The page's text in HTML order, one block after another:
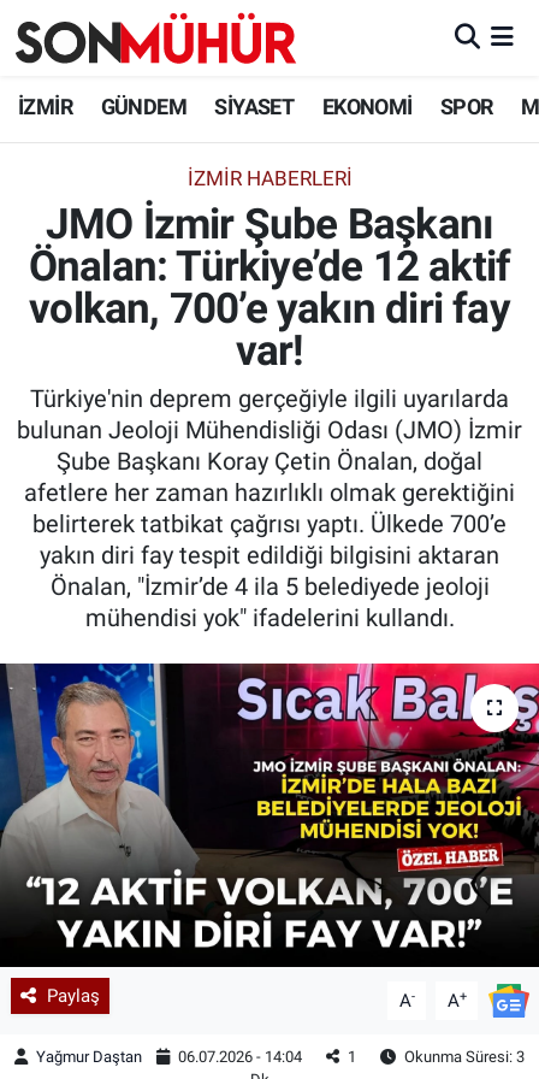
İZMİR GÜNDEM SİYASET EKONOMİ SPOR
İZMIR HABERLERI
JMO İzmir Şube Başkanı
Önalan: Türkiye’de 12 aktif
volkan, 700’e yakın diri fay
var!
Türkiye'nin deprem gerçeğiyle ilgili uyarılarda
bulunan Jeoloji Mühendisliği Odası (JMO) İzmir
Şube Başkanı Koray Çetin Önalan, doğal
afetlere her zaman hazırlıklı olmak gerektiğini
belirterek tatbikat çağrısı yaptı. Ülkede 700’e
yakın diri fay tespit edildiği bilgisini aktaran
Önalan, "İzmir’de 4 ila 5 belediyede jeoloji
mühendisi yok" ifadelerini kullandı.
Paylaş A- A+
Yağmur Daştan 06.07.2026 - 14:04 1
Okunma Süresi: 3
İzmir Nöbetçi Eczaneler
İzmir Namaz Vakitleri
İzmir Trafik Yoğunluk Haritası
Süper Lig Puan Durumu ve Fikstür
Tüm Manşetler
Son Dakika Haberleri
Haber Arşivi